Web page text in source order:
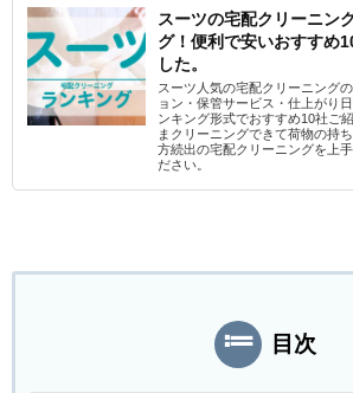
スーツの宅配クリーニン
グ！便利で安いおすすめ
した。
スーツ人気の宅配クリーニング
ョン・保管サービス・仕上がり
ンキング形式でおすすめ10社ご
まクリーニングできて荷物の持
方続出の宅配クリーニングを上
ださい。
目次